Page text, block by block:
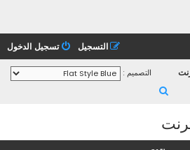
تسجيل الدخول التسجيل
التصميم :